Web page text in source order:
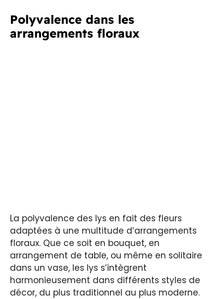
Polyvalence dans les
arrangements floraux
La polyvalence des lys en fait des fleurs
adaptées à une multitude d’arrangements
floraux. Que ce soit en bouquet, en
arrangement de table, ou même en solitaire
dans un vase, les lys s’intègrent
harmonieusement dans différents styles de
décor, du plus traditionnel au plus moderne.